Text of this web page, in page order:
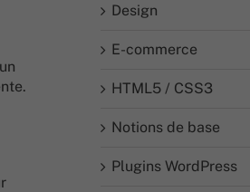
Design
E-commerce
HTML5 / CSS3
Notions de base
Plugins WordPress